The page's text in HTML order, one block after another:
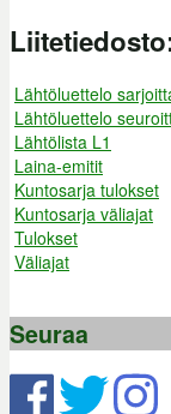
Lähtöluettelo
Lähtöluettelo
Lähtölista L1
Laina-emitit
Kuntosarja tulokset
Kuntosarja väliajat
Tulokset
Väliajat
Seuraa